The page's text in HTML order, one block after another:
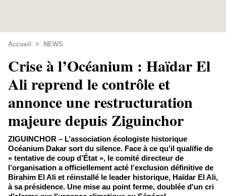
Accueil > NEWS
Crise à l’Océanium : Haïdar El
Ali reprend le contrôle et
annonce une restructuration
majeure depuis Ziguinchor
ZIGUINCHOR – L’association écologiste historique
Océanium Dakar sort du silence. Face à ce qu’il qualifie de
« tentative de coup d’État », le comité directeur de
l’organisation a officiellement acté l’exclusion définitive de
Birahim El Ali et réinstallé le leader historique, Haïdar El Ali,
à sa présidence. Une mise au point ferme, doublée d'un cri